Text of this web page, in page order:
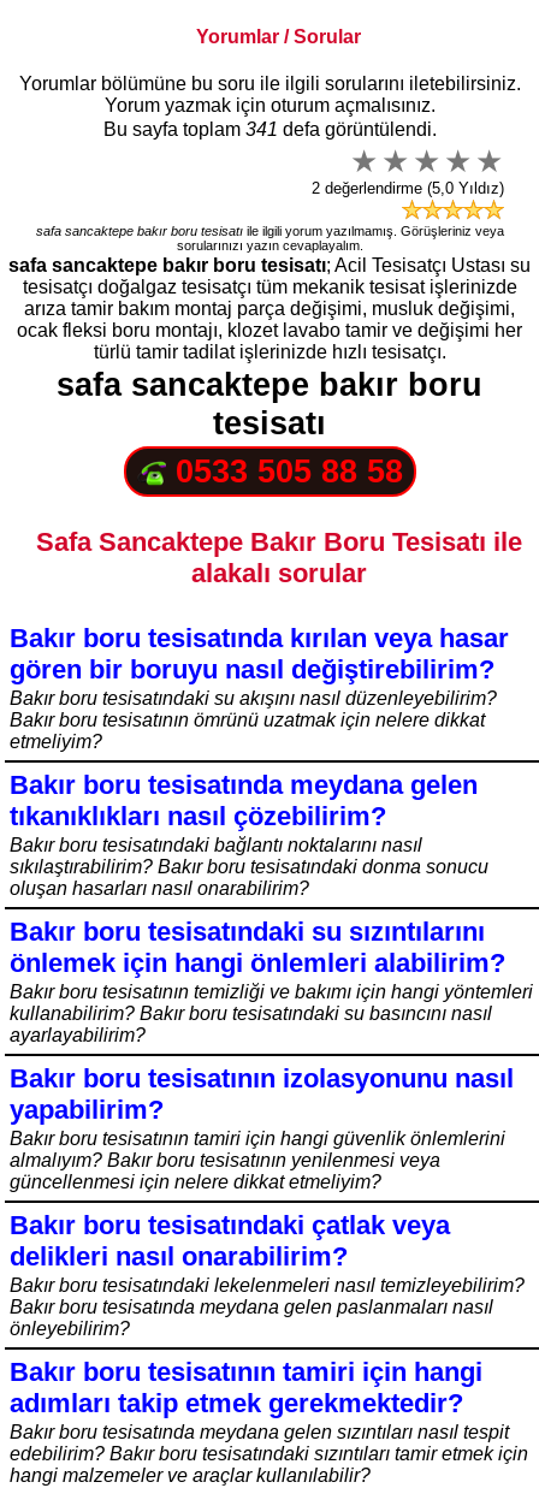
Yorumlar / Sorular
Yorumlar bölümüne bu soru ile ilgili sorularını iletebilirsiniz.
Yorum yazmak için oturum açmalısınız.
Bu sayfa toplam 341 defa görüntülendi.
2 değerlendirme (5,0 Yıldız)
safa sancaktepe bakır boru tesisatıile ilgili yorum yazılmamış. Görüşleriniz veya
sorularınızı yazın cevaplayalım.
safa sancaktepe bakır boru tesisatı; Acil Tesisatçı Ustası su
tesisatçı doğalgaz tesisatçı tüm mekanik tesisat işlerinizde
arıza tamir bakım montaj parça değişimi, musluk değişimi,
ocak fleksi boru montajı, klozet lavabo tamir ve değişimi her
türlü tamir tadilat işlerinizde hızlı tesisatçı.
safa sancaktepe bakır boru
tesisatı
0533 505 88 58
Safa Sancaktepe Bakır Boru Tesisatı ile
alakalı sorular
Bakır boru tesisatında kırılan veya hasar
gören bir boruyu nasıl değiştirebilirim?
Bakır boru tesisatındaki su akışını nasıl düzenleyebilirim?
Bakır boru tesisatının ömrünü uzatmak için nelere dikkat
etmeliyim?
Bakır boru tesisatında meydana gelen
tıkanıklıkları nasıl çözebilirim?
Bakır boru tesisatındaki bağlantı noktalarını nasıl
sıkılaştırabilirim? Bakır boru tesisatındaki donma sonucu
oluşan hasarları nasıl onarabilirim?
Bakır boru tesisatındaki su sızıntılarını
önlemek için hangi önlemleri alabilirim?
Bakır boru tesisatının temizliği ve bakımı için hangi yöntemleri
kullanabilirim? Bakır boru tesisatındaki su basıncını nasıl
ayarlayabilirim?
Bakır boru tesisatının izolasyonunu nasıl
yapabilirim?
Bakır boru tesisatının tamiri için hangi güvenlik önlemlerini
almalıyım? Bakır boru tesisatının yenilenmesi veya
güncellenmesi için nelere dikkat etmeliyim?
Bakır boru tesisatındaki çatlak veya
delikleri nasıl onarabilirim?
Bakır boru tesisatındaki lekelenmeleri nasıl temizleyebilirim?
Bakır boru tesisatında meydana gelen paslanmaları nasıl
önleyebilirim?
Bakır boru tesisatının tamiri için hangi
adımları takip etmek gerekmektedir?
Bakır boru tesisatında meydana gelen sızıntıları nasıl tespit
edebilirim? Bakır boru tesisatındaki sızıntıları tamir etmek için
hangi malzemeler ve araçlar kullanılabilir?